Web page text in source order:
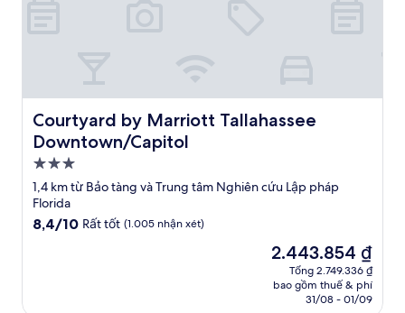
Courtyard by Marriott Tallahassee
Downtown/Capitol
Courtyard by Marriott Tallahassee Downtown/Capitol
Nơi
lưu
trú
3.0
1,4 km từ Bảo tàng và Trung tâm Nghiên cứu Lập pháp
Florida
8.4
8,4/10 Rất tốt (1.005 nhận xét)
Giá
hiện
tại
2.443.854 ₫
Tổng 2.749.336 ₫
bao gồm thuế & phí
31/08 - 01/09